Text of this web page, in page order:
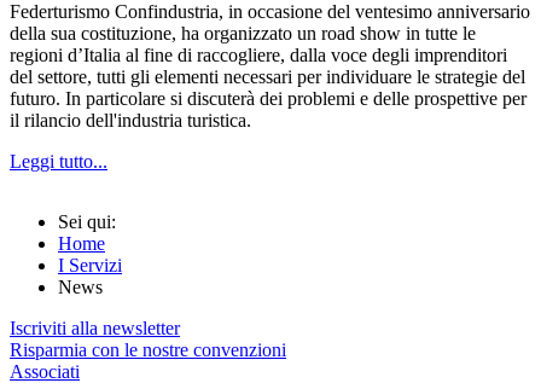
Federturismo Confindustria, in occasione del ventesimo anniversario
della sua costituzione, ha organizzato un road show in tutte le
regioni d’Italia al fine di raccogliere, dalla voce degli imprenditori
del settore, tutti gli elementi necessari per individuare le strategie del
futuro. In particolare si discuterà dei problemi e delle prospettive per
il rilancio dell'industria turistica.
Leggi tutto...
Sei qui:
Home
I Servizi
News
Iscriviti alla newsletter
Risparmia con le nostre convenzioni
Associati